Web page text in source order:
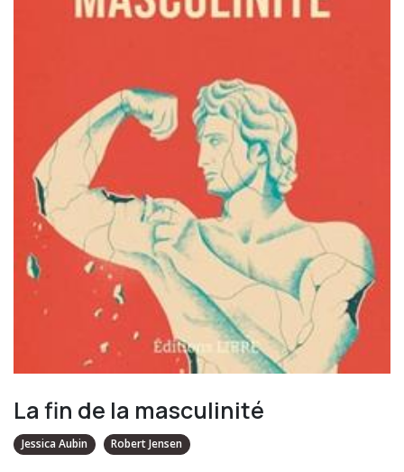
La fin de la masculinité
Jessica Aubin Robert Jensen